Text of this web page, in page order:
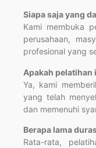
Siapa saja yang
Kami membuka
perusahaan,
profesional yang
Apakah
Ya, kami
yang telah
dan memenuhi
Berapa lama
Rata-rata,